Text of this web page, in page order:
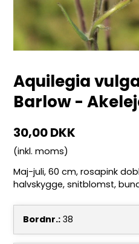
Aquilegia
Barlow -
30,00 DKK
(inkl. moms)
Maj-juli, 60 cm, rosapink
halvskygge, snitblomst,
Bordnr.: 38